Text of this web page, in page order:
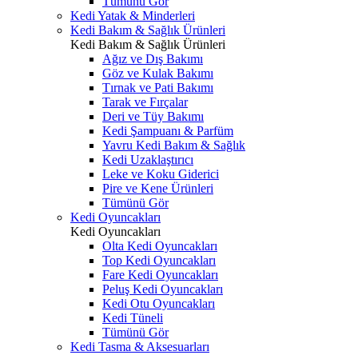
Kedi Yatak & Minderleri
Kedi Bakım & Sağlık Ürünleri
Kedi Bakım & Sağlık Ürünleri
Ağız ve Dış Bakımı
Göz ve Kulak Bakımı
Tırnak ve Pati Bakımı
Tarak ve Fırçalar
Deri ve Tüy Bakımı
Kedi Şampuanı & Parfüm
Yavru Kedi Bakım & Sağlık
Kedi Uzaklaştırıcı
Leke ve Koku Giderici
Pire ve Kene Ürünleri
Tümünü Gör
Kedi Oyuncakları
Kedi Oyuncakları
Olta Kedi Oyuncakları
Top Kedi Oyuncakları
Fare Kedi Oyuncakları
Peluş Kedi Oyuncakları
Kedi Otu Oyuncakları
Kedi Tüneli
Tümünü Gör
Kedi Tasma & Aksesuarları